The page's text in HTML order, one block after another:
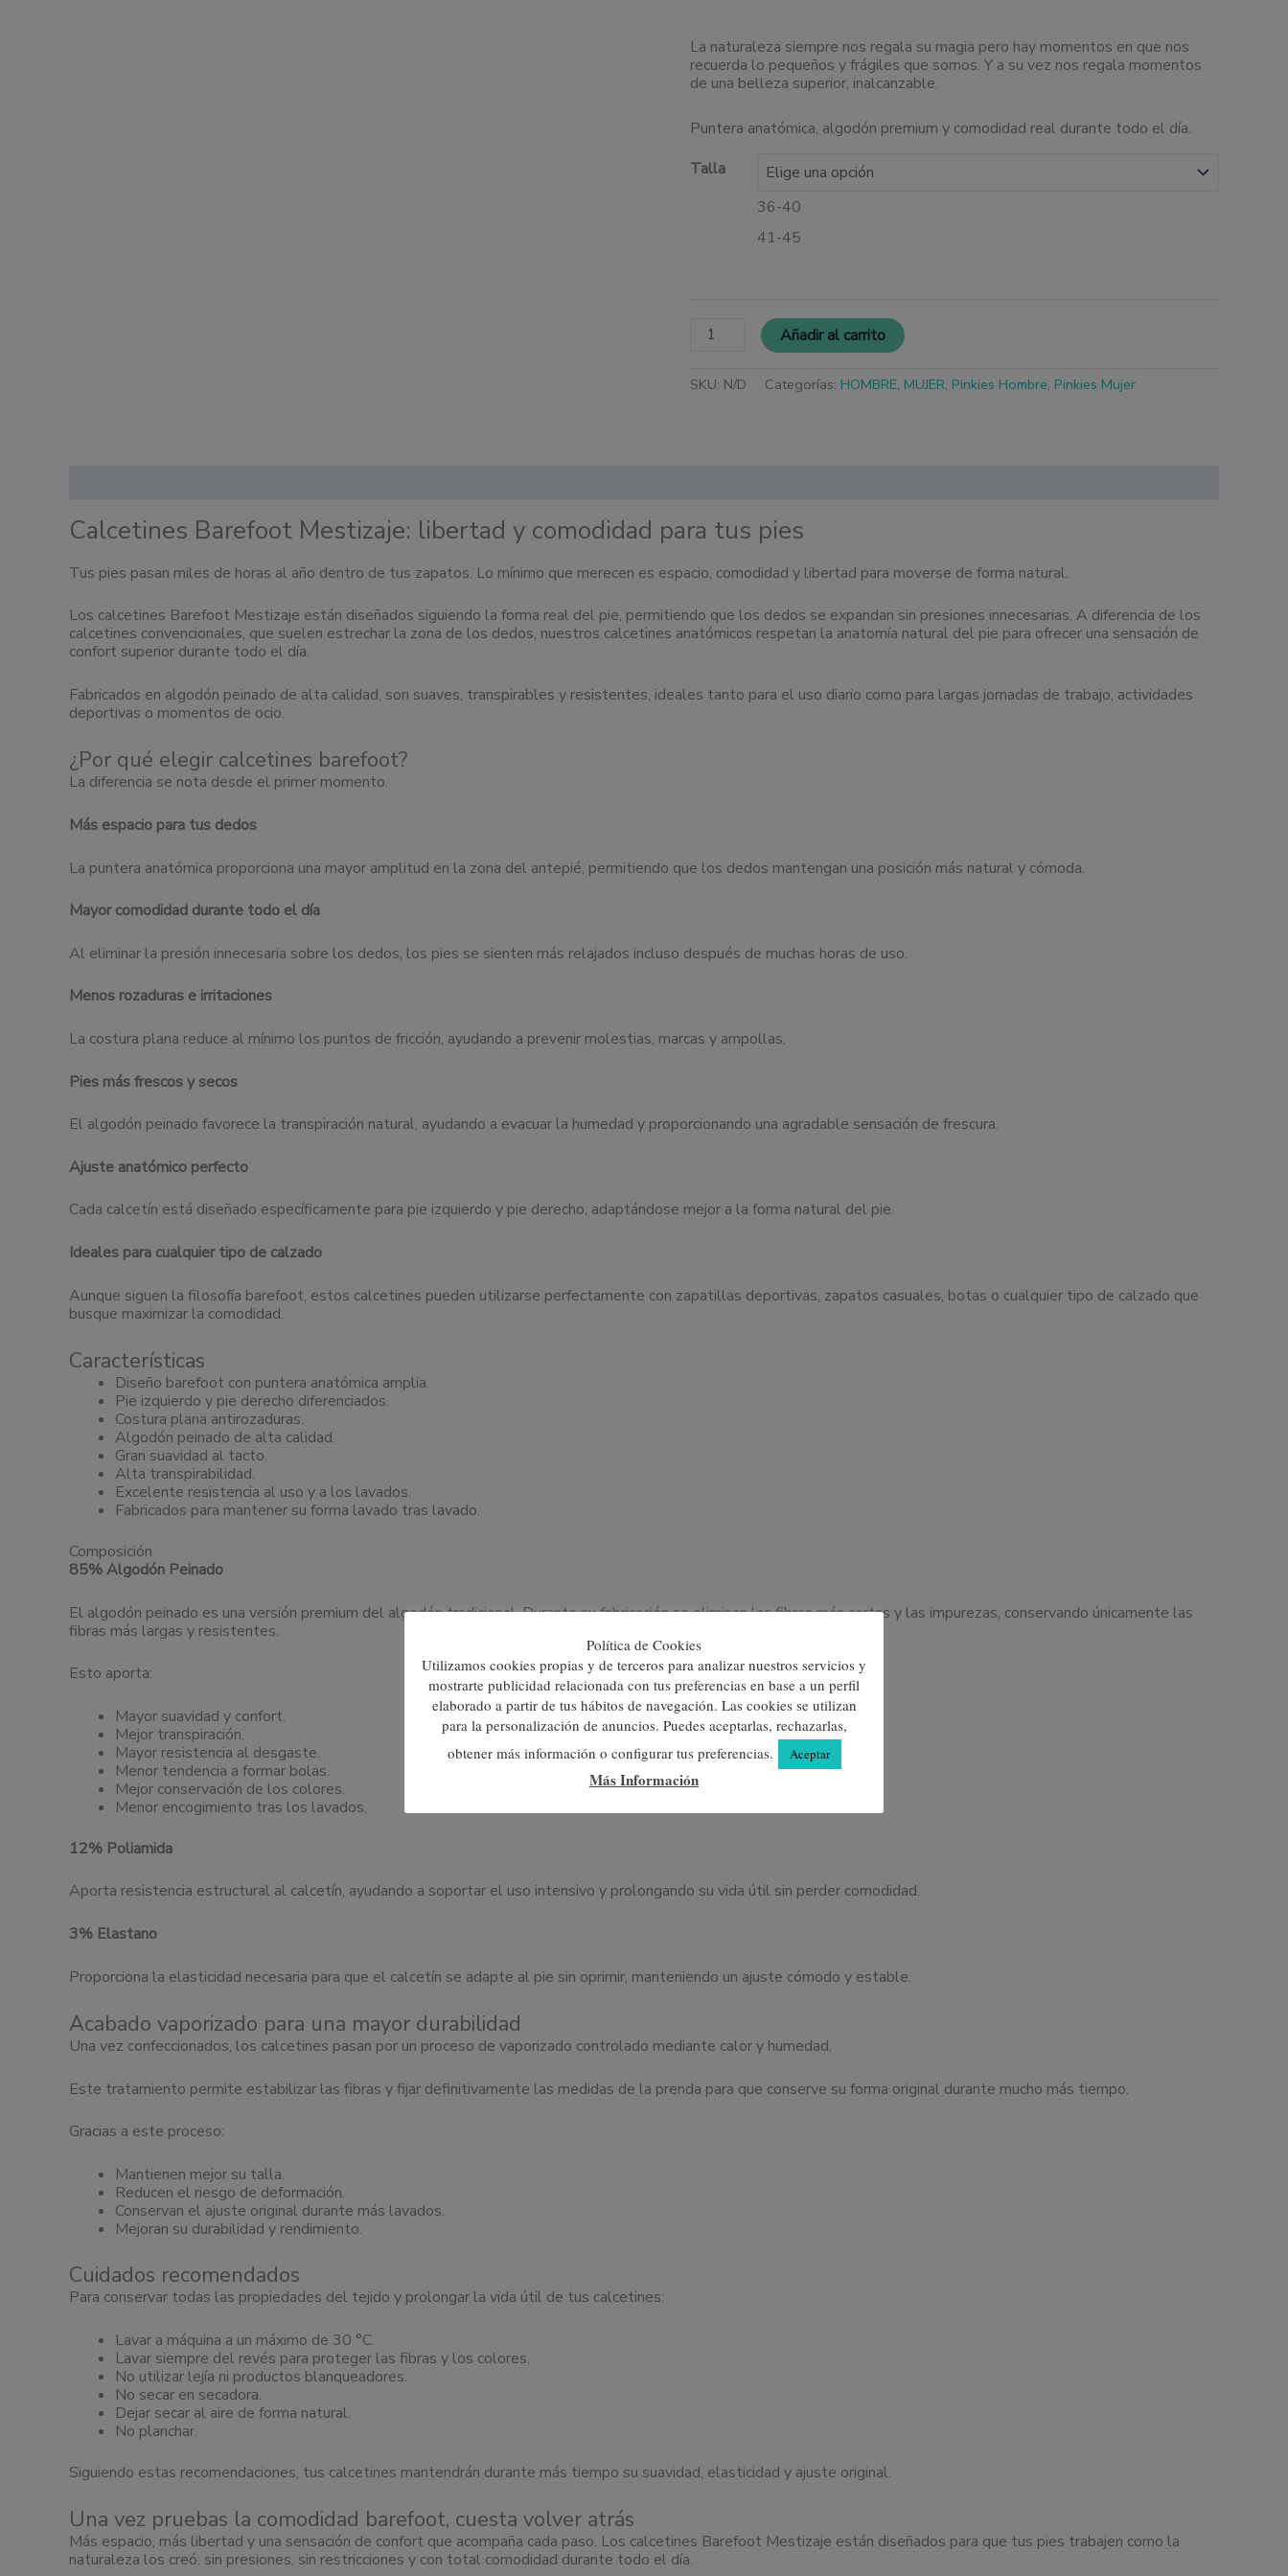
La naturaleza siempre nos regala su magia pero hay momentos en que nos
recuerda lo pequeños y frágiles que somos. Y a su vez nos regala momentos
de una belleza superior, inalcanzable.
Puntera anatómica, algodón premium y comodidad real durante todo el día.
Talla
36-40
41-45
Añadir al carrito
SKU: N/D Categorías: HOMBRE, MUJER, Pinkies Hombre, Pinkies Mujer
Calcetines Barefoot Mestizaje: libertad y comodidad para tus pies
Tus pies pasan miles de horas al año dentro de tus zapatos. Lo mínimo que merecen es espacio, comodidad y libertad para moverse de forma natural.
Los calcetines Barefoot Mestizaje están diseñados siguiendo la forma real del pie, permitiendo que los dedos se expandan sin presiones innecesarias. A diferencia de los
calcetines convencionales, que suelen estrechar la zona de los dedos, nuestros calcetines anatómicos respetan la anatomía natural del pie para ofrecer una sensación de
confort superior durante todo el día.
Fabricados en algodón peinado de alta calidad, son suaves, transpirables y resistentes, ideales tanto para el uso diario como para largas jornadas de trabajo, actividades
deportivas o momentos de ocio.
¿Por qué elegir calcetines barefoot?
La diferencia se nota desde el primer momento.
Más espacio para tus dedos
La puntera anatómica proporciona una mayor amplitud en la zona del antepié, permitiendo que los dedos mantengan una posición más natural y cómoda.
Mayor comodidad durante todo el día
Al eliminar la presión innecesaria sobre los dedos, los pies se sienten más relajados incluso después de muchas horas de uso.
Menos rozaduras e irritaciones
La costura plana reduce al mínimo los puntos de fricción, ayudando a prevenir molestias, marcas y ampollas.
Pies más frescos y secos
El algodón peinado favorece la transpiración natural, ayudando a evacuar la humedad y proporcionando una agradable sensación de frescura.
Ajuste anatómico perfecto
Cada calcetín está diseñado específicamente para pie izquierdo y pie derecho, adaptándose mejor a la forma natural del pie.
Ideales para cualquier tipo de calzado
Aunque siguen la filosofía barefoot, estos calcetines pueden utilizarse perfectamente con zapatillas deportivas, zapatos casuales, botas o cualquier tipo de calzado que
busque maximizar la comodidad.
Características
Diseño barefoot con puntera anatómica amplia.
Pie izquierdo y pie derecho diferenciados.
Costura plana antirozaduras.
Algodón peinado de alta calidad.
Gran suavidad al tacto.
Alta transpirabilidad.
Excelente resistencia al uso y a los lavados.
Fabricados para mantener su forma lavado tras lavado.
Composición
85% Algodón Peinado
El algodón peinado es una versión premium del algodón tradicional. Durante su fabricación se eliminan las fibras más cortas y las impurezas, conservando únicamente las
fibras más largas y resistentes.
Esto aporta:
Mayor suavidad y confort.
Mejor transpiración.
Mayor resistencia al desgaste.
Menor tendencia a formar bolas.
Mejor conservación de los colores.
Menor encogimiento tras los lavados.
12% Poliamida
Aporta resistencia estructural al calcetín, ayudando a soportar el uso intensivo y prolongando su vida útil sin perder comodidad.
3% Elastano
Proporciona la elasticidad necesaria para que el calcetín se adapte al pie sin oprimir, manteniendo un ajuste cómodo y estable.
Acabado vaporizado para una mayor durabilidad
Una vez confeccionados, los calcetines pasan por un proceso de vaporizado controlado mediante calor y humedad.
Este tratamiento permite estabilizar las fibras y fijar definitivamente las medidas de la prenda para que conserve su forma original durante mucho más tiempo.
Gracias a este proceso:
Mantienen mejor su talla.
Reducen el riesgo de deformación.
Conservan el ajuste original durante más lavados.
Mejoran su durabilidad y rendimiento.
Cuidados recomendados
Para conservar todas las propiedades del tejido y prolongar la vida útil de tus calcetines:
Lavar a máquina a un máximo de 30 °C.
Lavar siempre del revés para proteger las fibras y los colores.
No utilizar lejía ni productos blanqueadores.
No secar en secadora.
Dejar secar al aire de forma natural.
No planchar.
Siguiendo estas recomendaciones, tus calcetines mantendrán durante más tiempo su suavidad, elasticidad y ajuste original.
Una vez pruebas la comodidad barefoot, cuesta volver atrás
Más espacio, más libertad y una sensación de confort que acompaña cada paso. Los calcetines Barefoot Mestizaje están diseñados para que tus pies trabajen como la
naturaleza los creó: sin presiones, sin restricciones y con total comodidad durante todo el día.
Política de Cookies
Utilizamos cookies propias y de terceros para analizar nuestros servicios y
mostrarte publicidad relacionada con tus preferencias en base a un perfil
elaborado a partir de tus hábitos de navegación. Las cookies se utilizan
para la personalización de anuncios. Puedes aceptarlas, rechazarlas,
obtener más información o configurar tus preferencias.
Aceptar
Más Información